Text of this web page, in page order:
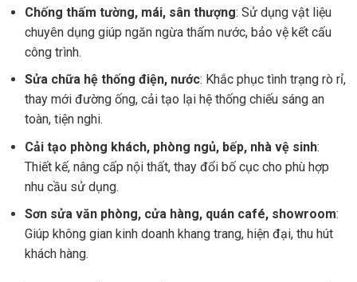
Chống thấm tường, mái, sân thượng: Sử dụng vật liệu
chuyên dụng giúp ngăn ngừa thấm nước, bảo vệ kết cấu
công trình.
Sửa chữa hệ thống điện, nước: Khắc phục tình trạng rò rỉ,
thay mới đường ống, cải tạo lại hệ thống chiếu sáng an
toàn, tiện nghi.
Cải tạo phòng khách, phòng ngủ, bếp, nhà vệ sinh:
Thiết kế, nâng cấp nội thất, thay đổi bố cục cho phù hợp
nhu cầu sử dụng.
Sơn sửa văn phòng, cửa hàng, quán café, showroom:
Giúp không gian kinh doanh khang trang, hiện đại, thu hút
khách hàng.